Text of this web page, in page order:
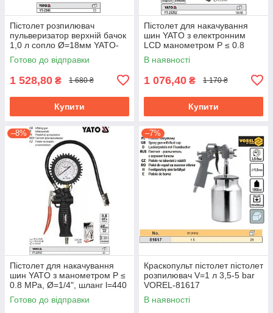
Пістолет розпилювач
пульверизатор верхній бачок
1,0 л сопло Ø=18мм YATO-
2346
Готово до відправки
1 528,80 ₴ 1 680 ₴
Купити
Пістолет для накачування
шин YATO з електронним
LCD манометром P ≤ 0.8
MPa, Ø=1/4" YT-23702
В наявності
1 076,40 ₴ 1 170 ₴
Купити
–8%
Пістолет для накачування
шин YATO з манометром P ≤
0.8 MPa, Ø=1/4", шланг l=440
мм YATO-23703
Готово до відправки
–7%
Краскопульт пістолет пістолет
розпилювач V=1 л 3,5-5 bar
VOREL-81617
В наявності